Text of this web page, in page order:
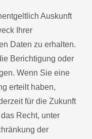
Auskunft
Ihrer
Daten zu erhalten.
Berichtigung oder
Wenn Sie eine
erteilt haben,
für die Zukunft
Recht, unter
der